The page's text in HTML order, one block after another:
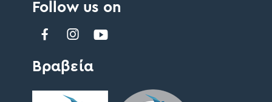
Follow us on
Βραβεία